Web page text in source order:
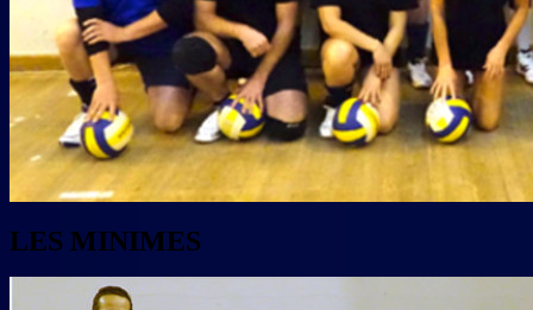
LES MINIMES